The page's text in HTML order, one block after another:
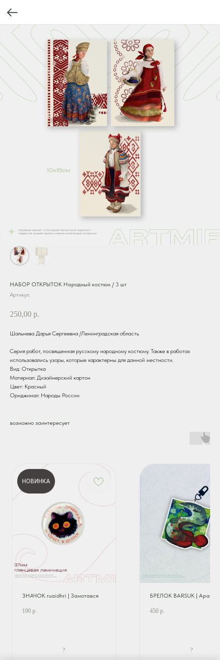
НАБОР ОТКРЫТОК Народный костюм / 3 шт
Артикул:
250,00 р.
Шальнева Дарья Сергеевна /Ленинградская область
Серия работ, посвященная русскому народному костюму. Также в работах
использовались узоры, которые характерны для данной местности.
Вид: Открытка
Материал: Дизайнерский картон
Цвет: Красный
Ориджинал: Народы России
возможно заинтересует
НОВИНКА
ЗНАЧОК ruaidhri | Замотався
190 р.
?
БРЕЛОК BARSUK |
450 р.
?